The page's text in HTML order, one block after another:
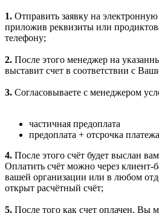
1. Отправить заявку на
приложив реквизиты или
телефону;
2. После этого менеджер на
выставит счет в соответствии с
3. Согласовываете с менеджером
частичная предоплата
предоплата + отсрочка платежа
4. После этого счёт будет выслан
Оплатить счёт можно через клиент-
вашей организации или в любом
открыт расчётный счёт;
5. После того как счет оплачен, Вы